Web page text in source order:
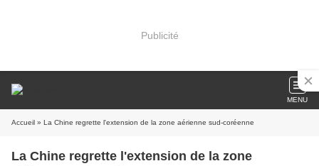
Publicité
MENU
Accueil » La Chine regrette l'extension de la zone aérienne sud-coréenne
La Chine regrette l'extension de la zone